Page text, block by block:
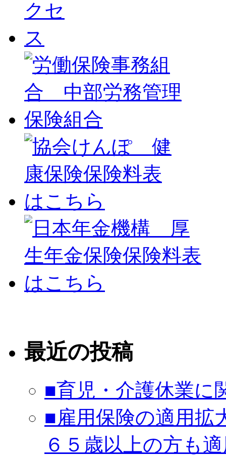
最近の投稿
■育児・介護休業に
■雇用保険の適用拡
６５歳以上の方も